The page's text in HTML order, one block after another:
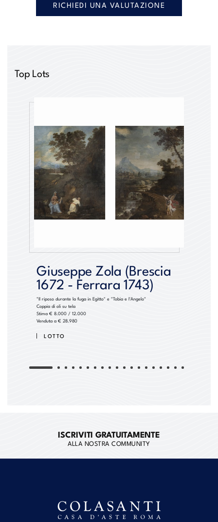
RICHIEDI UNA VALUTAZIONE
Top Lots
Giuseppe Zola (Brescia
1672 - Ferrara 1743)
"Il riposo durante la fuga in Egitto" e "Tobia e l'Angelo"
Coppia di oli su tela
Stima € 8.000 / 12.000
Venduta a € 28.980
LOTTO
ISCRIVITI GRATUITAMENTE
ALLA NOSTRA COMMUNITY